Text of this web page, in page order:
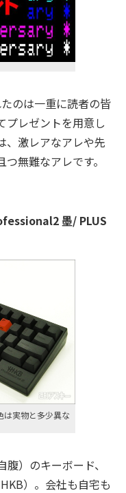
のは一重に読者の皆
レゼントを用意し
、激レアなアレや先
無難なアレです。
墨/ PLUS
実物と多少異な
）のキーボード、
）。会社も自宅も